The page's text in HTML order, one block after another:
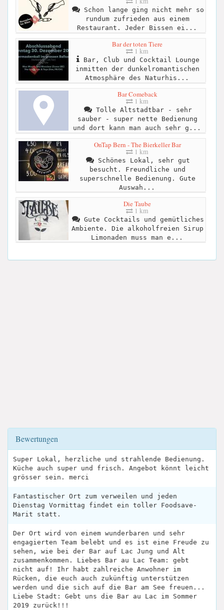
Schon lange ging nicht mehr so
rundum zufrieden aus einem
Restaurant. Jeder Bissen ei...
Bar der toten Tiere
1 km
Bar, Club und Cocktail Lounge
inmitten der dunkelromantischen
Atmosphäre des Naturhis...
Bar Comeback
1 km
Tolle Altstadtbar - sehr
sauber - super nette Bedienung
und dort kann man auch sehr g...
OnTap Bern - The Bierkeller Bar
1 km
Schönes Lokal, sehr gut
besucht. Freundliche und
superschnelle Bedienung. Gute
Auswah...
Die Taube
1 km
Gute Cocktails und gemütliches
Ambiente. Die alkoholfreien Sirup
Limonaden muss man e...
Bewertungen
Super Lokal, herzliche und strahlende Bedienung.
Küche auch super und frisch. Angebot könnt leicht
grösser sein. merci
Fantastischer Ort zum verweilen und jeden
Dienstag Vormittag findet ein toller Foodsave-
Marit statt.
Der Ort wird von einem wunderbaren und sehr
engagierten Team belebt und es ist eine Freude zu
sehen, wie bei der Bar auf Lac Jung und Alt
zusammenkommen. Liebes Bar au Lac Team: gebt
nicht auf! Ihr habt zahlreiche Anwohner im
Rücken, die euch auch zukünftig unterstützen
werden und die sich auf die Bar am See freuen...
Liebe Stadt: Gebt uns die Bar au Lac im Sommer
2019 zurück!!!